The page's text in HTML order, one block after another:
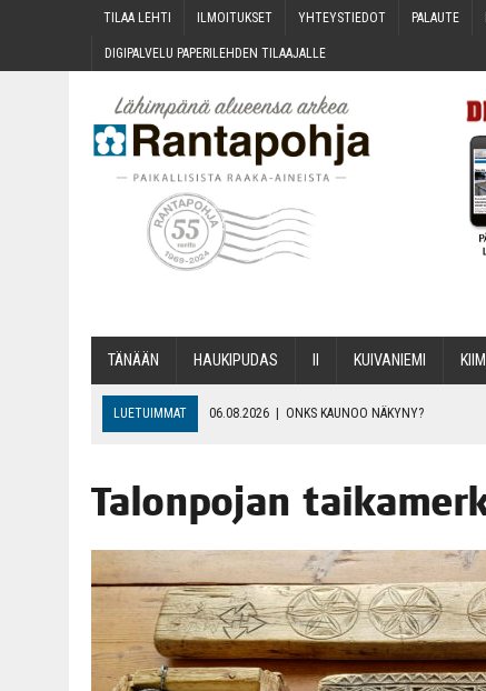
TILAA LEH­TI ILMOI­TUK­SET YHTEYS­TIE­DOT PALAU­TE
DIGI­PAL­VE­LU PAPE­RI­LEH­DEN TILAAJALLE
TÄNÄÄN HAU­KI­PU­DAS KUI­VA­NIE­MI
LUETUIMMAT 06.08.2026 | ONKS KAU­NOO NÄKYNY?
06.08.2026 OPIN­TOI­HIN KAN­SA­LAIS­OPIS­TOS­SA VOI SAA­DA
TOI­VEI­DEN KOTI IISTÄ!
KII­MIN­KI­PÄI­VÄT JÄR­JES­TE­TÄÄN PERIN­TEI­TÄ
Talon­po­jan